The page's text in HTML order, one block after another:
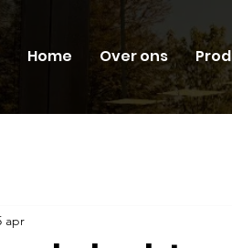
Home Over ons
apr